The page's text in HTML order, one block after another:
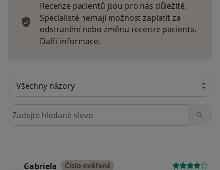
Recenze pacientů jsou pro nás důležité.
Specialisté nemají možnost zaplatit za
odstranění nebo změnu recenze pacienta.
Další informace.
Hledejte v názorech
Gabriela Číslo ověřené